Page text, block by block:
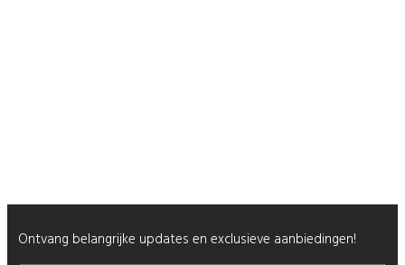
Ontvang belangrijke updates en exclusieve aanbiedingen!